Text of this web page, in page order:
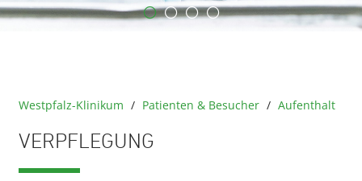
Westpfalz-Klinikum / Patienten & Besucher / Aufenthalt
VERPFLEGUNG